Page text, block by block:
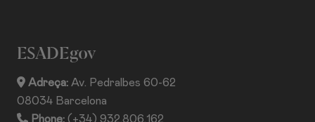
ESADEgov
Adreça: Av. Pedralbes 60-62
08034 Barcelona
Phone: (+34) 932.806.162